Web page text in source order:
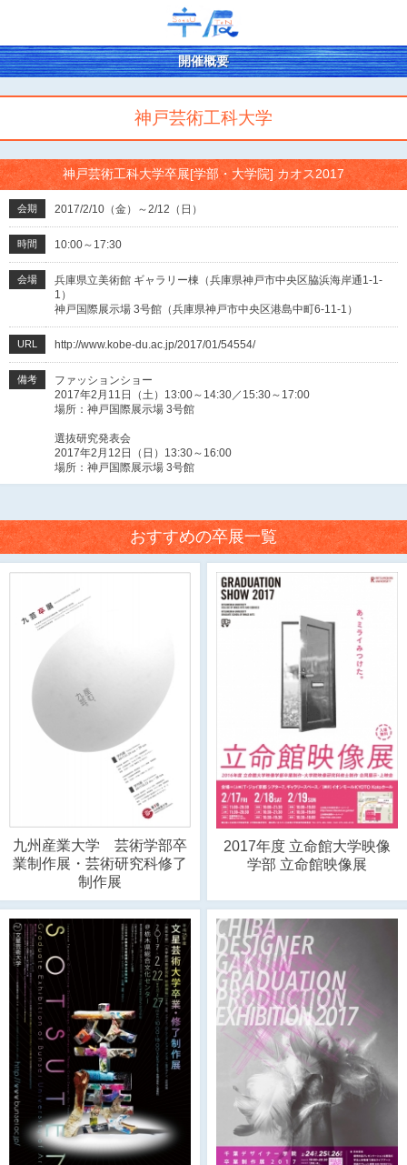
開催概要
神戸芸術工科大学
神戸芸術工科大学卒展[学部・大学院] カオス2017
会期 2017/2/10（金）～2/12（日）
時間 10:00～17:30
会場
兵庫県立美術館 ギャラリー棟（兵庫県神戸市中央区脇浜海岸通1-1-
1）
神戸国際展示場 3号館（兵庫県神戸市中央区港島中町6-11-1）
URL http://www.kobe-du.ac.jp/2017/01/54554/
備考
ファッションショー
2017年2月11日（土）13:00～14:30／15:30～17:00
場所：神戸国際展示場 3号館
選抜研究発表会
2017年2月12日（日）13:30～16:00
場所：神戸国際展示場 3号館
おすすめの卒展一覧
九州産業大学 芸術学部卒
業制作展・芸術研究科修了
制作展
2017年度 立命館大学映像
学部 立命館映像展